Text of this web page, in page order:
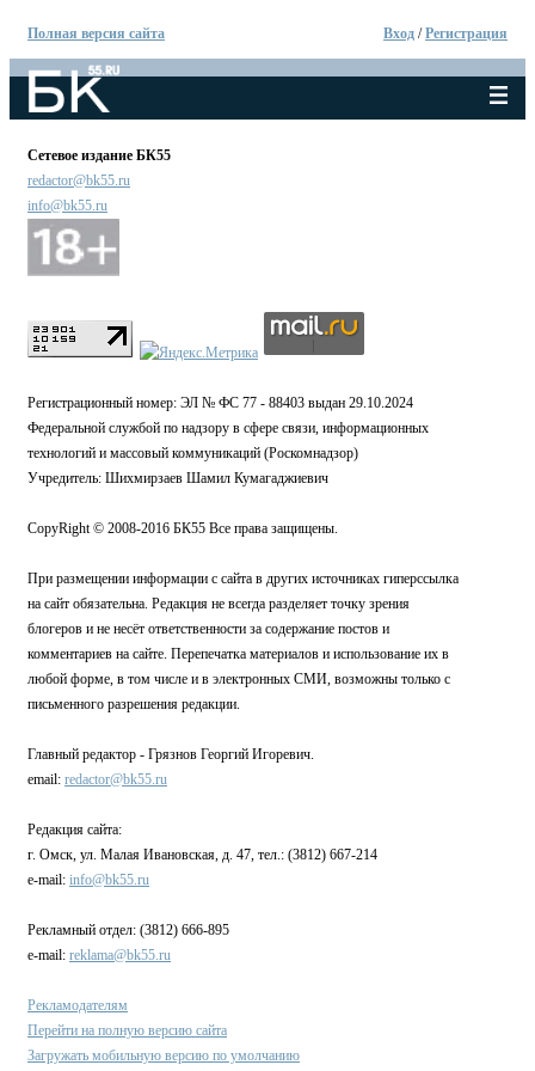
Полная версия сайта Вход /Регистрация
Сетевое издание БК55
redactor@bk55.ru
info@bk55.ru
Регистрационный номер: ЭЛ № ФС 77 - 88403 выдан 29.10.2024
Федеральной службой по надзору в сфере связи, информационных
технологий и массовый коммуникаций (Роскомнадзор)
Учредитель: Шихмирзаев Шамил Кумагаджиевич
CopyRight © 2008-2016 БК55 Все права защищены.
При размещении информации с сайта в других источниках гиперссылка
на сайт обязательна. Редакция не всегда разделяет точку зрения
блогеров и не несёт ответственности за содержание постов и
комментариев на сайте. Перепечатка материалов и использование их в
любой форме, в том числе и в электронных СМИ, возможны только с
письменного разрешения редакции.
Главный редактор - Грязнов Георгий Игоревич.
email: redactor@bk55.ru
Редакция сайта:
г. Омск, ул. Малая Ивановская, д. 47, тел.: (3812) 667-214
e-mail: info@bk55.ru
Рекламный отдел: (3812) 666-895
e-mail: reklama@bk55.ru
Рекламодателям
Перейти на полную версию сайта
Загружать мобильную версию по умолчанию